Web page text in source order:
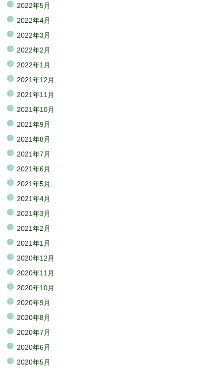
2022年5月
2022年4月
2022年3月
2022年2月
2022年1月
2021年12月
2021年11月
2021年10月
2021年9月
2021年8月
2021年7月
2021年6月
2021年5月
2021年4月
2021年3月
2021年2月
2021年1月
2020年12月
2020年11月
2020年10月
2020年9月
2020年8月
2020年7月
2020年6月
2020年5月